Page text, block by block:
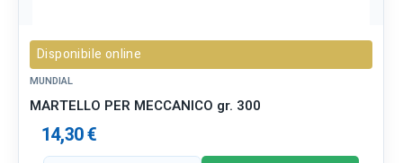
Disponibile online
MUNDIAL
MARTELLO PER MECCANICO gr. 300
14,30 €